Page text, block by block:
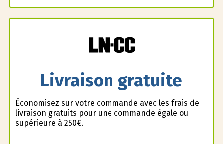
Livraison gratuite
Économisez sur votre commande avec les frais de
livraison gratuits pour une commande égale ou
supérieure à 250€.